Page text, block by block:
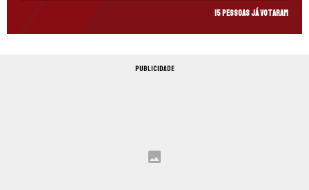
15 pessoas já votaram
PUBLICIDADE